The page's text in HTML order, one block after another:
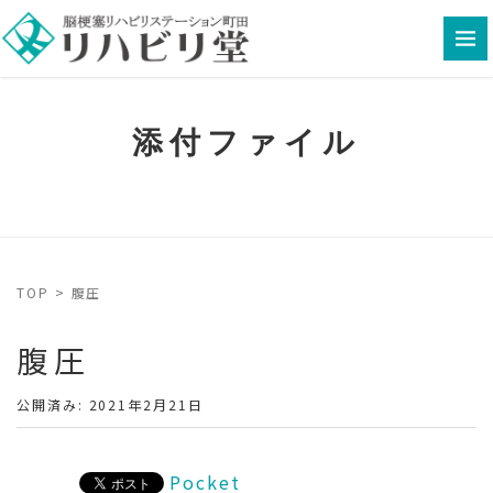
添付ファイル
TOP > 腹圧
腹圧
公開済み: 2021年2月21日
Pocket